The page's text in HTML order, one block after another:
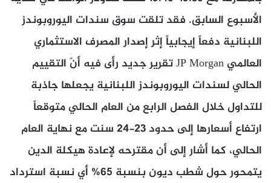
الأسبوع السابق. فقد تلقت سوق سندات اليوروبوندز
اللبنانية دفعاً إيجابياً إثر إصدار المصرف الاستثماري
العالمي JP Morgan تقرير جديد رأى فيه أنّ التقييم
الحالي لسندات اليوروبوندز اللبنانية يجعلها جاذبة
للتداول خلال الفصل الرابع من العام الحالي متوقعاً
ارتفاع أسعارها إلى حدود 23-24 سنت مع نهاية العام
الحالي، كما أشار إلى أن مقترحه لإعادة هيكلة الدين
يتمحور حول شطب ديون بنسبة 65% أي نسبة استرداد